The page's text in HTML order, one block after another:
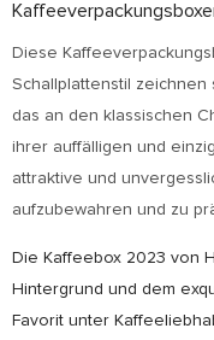
Diese
Schallplattenstil zeichnen
das an den klassischen
ihrer auffälligen und
attraktive und
aufzubewahren und zu
Die Kaffeebox 2023 von
Hintergrund und dem
Favorit unter